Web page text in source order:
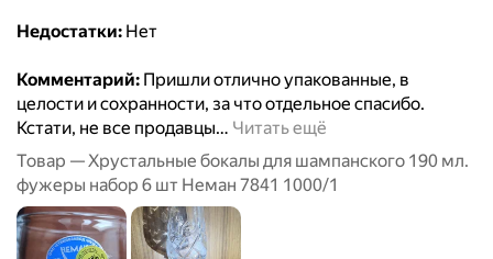
Недостатки: Нет
Комментарий: Пришли отлично упакованные, в
целости и сохранности, за что отдельное спасибо.
Кстати, не все продавцы… Читать ещё
Товар — Хрустальные бокалы для шампанского 190 мл.
фужеры набор 6 шт Неман 7841 1000/1